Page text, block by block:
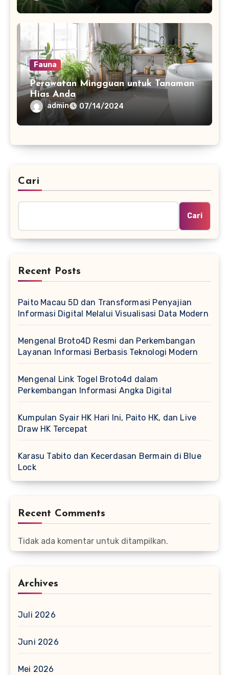
Fauna
Perawatan Mingguan untuk Tanaman
Hias Anda
admin 07/14/2024
Cari
Cari
Recent Posts
Paito Macau 5D dan Transformasi Penyajian
Informasi Digital Melalui Visualisasi Data Modern
Mengenal Broto4D Resmi dan Perkembangan
Layanan Informasi Berbasis Teknologi Modern
Mengenal Link Togel Broto4d dalam
Perkembangan Informasi Angka Digital
Kumpulan Syair HK Hari Ini, Paito HK, dan Live
Draw HK Tercepat
Karasu Tabito dan Kecerdasan Bermain di Blue
Lock
Recent Comments
Tidak ada komentar untuk ditampilkan.
Archives
Juli 2026
Juni 2026
Mei 2026